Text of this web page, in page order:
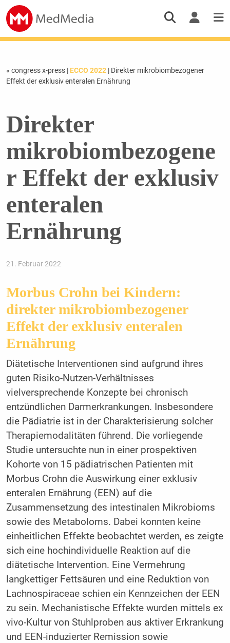
« congress x-press | ECCO 2022| Direkter mikrobiombezogener
Effekt der exklusiv enteralen Ernährung
Direkter
mikrobiombezogene
r Effekt der exklusiv
enteralen
Ernährung
21. Februar 2022
Morbus Crohn bei Kindern:
direkter mikrobiombezogener
Effekt der exklusiv enteralen
Ernährung
Diätetische Interventionen sind aufgrund ihres
guten Risiko-Nutzen-Verhältnisses
vielversprechende Konzepte bei chronisch
entzündlichen Darmerkrankungen. Insbesondere
die Pädiatrie ist in der Charakterisierung solcher
Therapiemodalitäten führend. Die vorliegende
Studie untersuchte nun in einer prospektiven
Kohorte von 15 pädiatrischen Patienten mit
Morbus Crohn die Auswirkung einer exklusiv
enteralen Ernährung (EEN) auf die
Zusammensetzung des intestinalen Mikrobioms
sowie des Metaboloms. Dabei konnten keine
einheitlichen Effekte beobachtet werden, es zeigte
sich eine hochindividuelle Reaktion auf die
diätetische Intervention. Eine Vermehrung
langkettiger Fettsäuren und eine Reduktion von
Lachnospiraceae schien ein Kennzeichen der EEN
zu sein. Mechanistische Effekte wurden mittels ex
vivo-Kultur von Stuhlproben aus aktiver Erkrankung
und EEN-induzierter Remission sowie